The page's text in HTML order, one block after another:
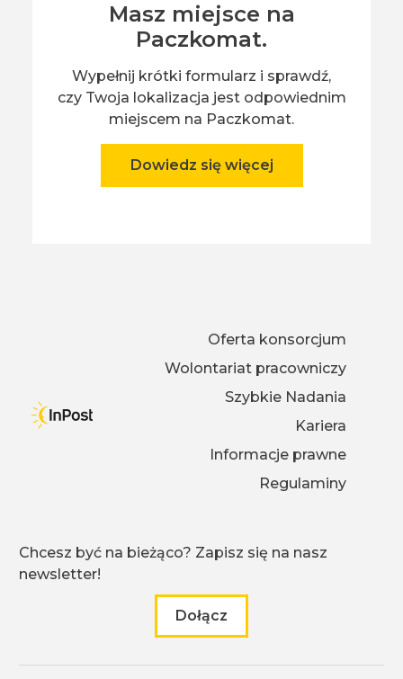
Masz miejsce na
Paczkomat.
Wypełnij krótki formularz i sprawdź,
czy Twoja lokalizacja jest odpowiednim
miejscem na Paczkomat.
Dowiedz się więcej
Oferta konsorcjum
Wolontariat pracowniczy
Szybkie Nadania
Kariera
Informacje prawne
Regulaminy
Chcesz być na bieżąco? Zapisz się na nasz
newsletter!
Dołącz
do naszego newslettera